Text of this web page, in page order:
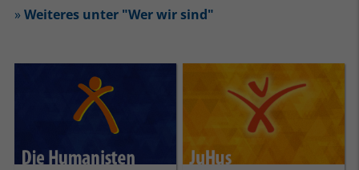
» Weiteres unter "Wer wir sind"